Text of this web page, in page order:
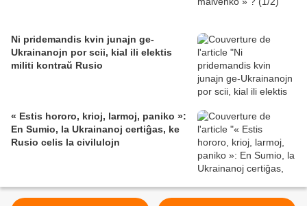
Ni pridemandis kvin junajn ge-
Ukrainanojn por scii, kial ili elektis
militi kontraŭ Rusio
« Estis hororo, krioj, larmoj, paniko »:
En Sumio, la Ukrainanoj certiĝas, ke
Rusio celis la civilulojn